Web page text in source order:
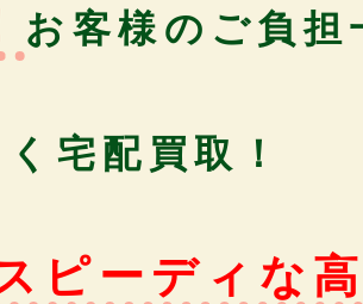
お客様のご負担
宅配買取！
ピーディな